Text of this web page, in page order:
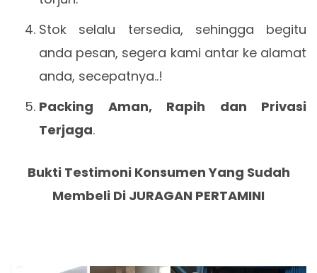
Stok selalu tersedia, sehingga begitu
anda pesan, segera kami antar ke alamat
anda, secepatnya..!
Packing Aman, Rapih dan Privasi
Terjaga.
Bukti Testimoni Konsumen Yang Sudah
Membeli Di JURAGAN PERTAMINI